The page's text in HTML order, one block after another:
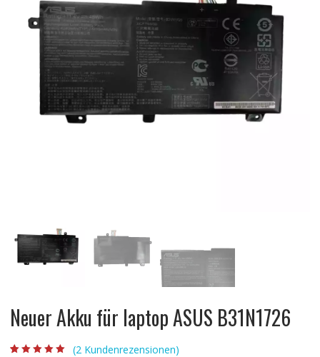
Neuer Akku für laptop ASUS B31N1726
(2 Kundenrezensionen)